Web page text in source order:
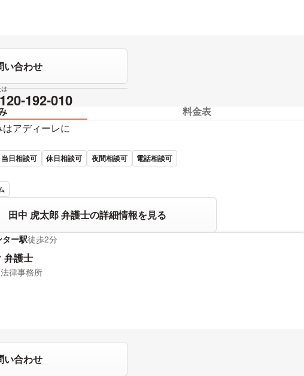
い合わせ
は
192-010
料金表
アディーレに
当日相談可 休日相談可 夜間相談可 電話相談可
田中 虎太郎 弁護士の詳細情報を見る
ター駅徒歩2分
弁護士
律事務所
い合わせ